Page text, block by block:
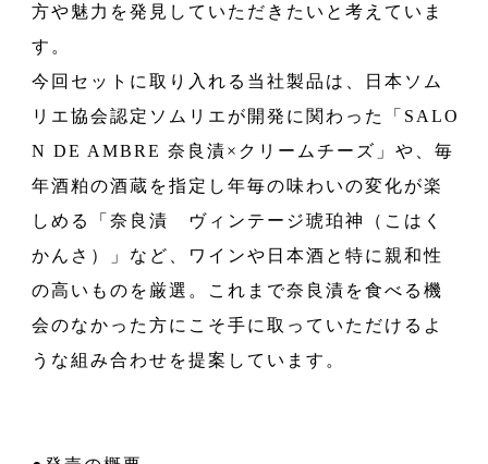
方や魅力を発見していただきたいと考えていま
す。
今回セットに取り入れる当社製品は、日本ソム
リエ協会認定ソムリエが開発に関わった「SALO
N DE AMBRE 奈良漬×クリームチーズ」や、毎
年酒粕の酒蔵を指定し年毎の味わいの変化が楽
しめる「奈良漬 ヴィンテージ琥珀神（こはく
かんさ）」など、ワインや日本酒と特に親和性
の高いものを厳選。これまで奈良漬を食べる機
会のなかった方にこそ手に取っていただけるよ
うな組み合わせを提案しています。